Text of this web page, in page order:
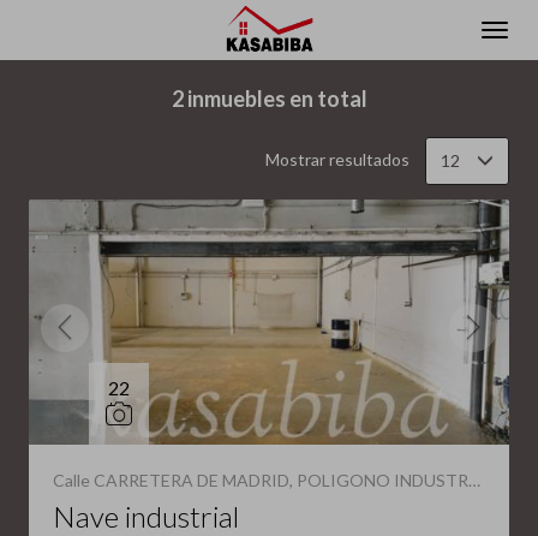
2 inmuebles en total
Mostrar resultados 12
22
Calle CARRETERA DE MADRID, POLIGONO INDUSTRIAL CAMPOLLAN(Albacete Capital)
Nave industrial